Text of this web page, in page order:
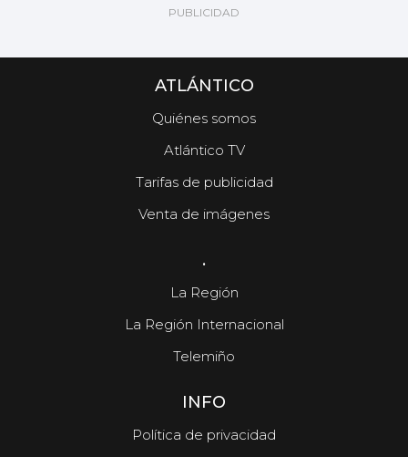
El tiempo en Vigo, viernes 7 de agosto
ATLÁNTICO
Quiénes somos
Atlántico TV
Tarifas de publicidad
Venta de imágenes
.
La Región
La Región Internacional
Telemiño
INFO
Política de privacidad